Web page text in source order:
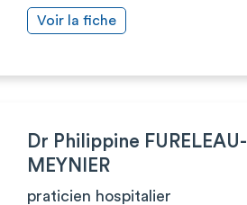
Voir la fiche
Dr Philippine FURELEAU-
MEYNIER
praticien hospitalier